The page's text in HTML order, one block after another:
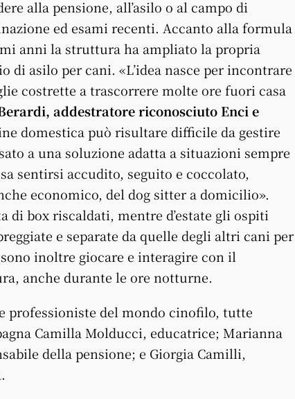
alla pensione, all’asilo o al campo di
ed esami recenti. Accanto alla formula
anni la struttura ha ampliato la propria
asilo per cani. «L’idea nasce per incontrare
costrette a trascorrere molte ore fuori casa
addestratore riconosciuto Enci e
domestica può risultare difficile da gestire
a una soluzione adatta a situazioni sempre
sentirsi accudito, seguito e coccolato,
economico, del dog sitter a domicilio».
di box riscaldati, mentre d’estate gli ospiti
e separate da quelle degli altri cani per
inoltre giocare e interagire con il
anche durante le ore notturne.
professioniste del mondo cinofilo, tutte
Camilla Molducci, educatrice; Marianna
della pensione; e Giorgia Camilli,